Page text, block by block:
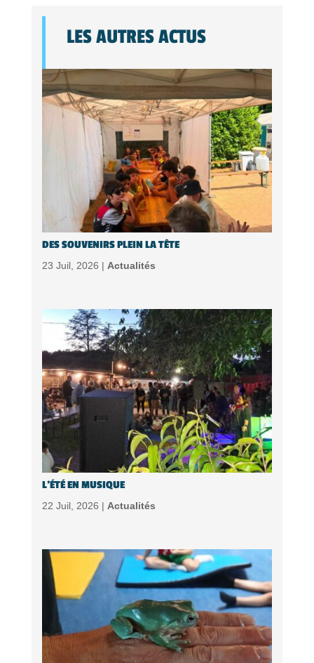
LES AUTRES ACTUS
DES SOUVENIRS PLEIN LA TÊTE
23 Juil, 2026 | Actualités
L’ÉTÉ EN MUSIQUE
22 Juil, 2026 | Actualités